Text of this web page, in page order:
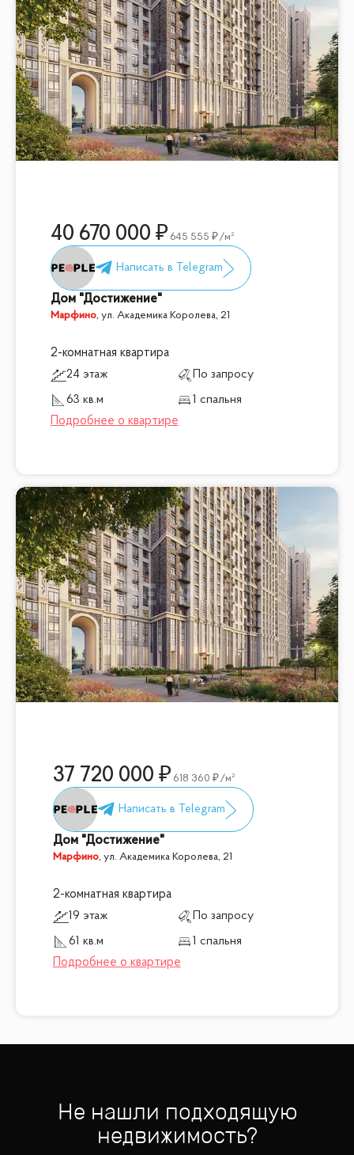
40 670 000 645 555 /м²
Дом "Достижение"
Марфино, ул. Академика Королева, 21
2-комнатная квартира
24 этаж
По запросу
63 кв.м
1 спальня
37 720 000 618 360 /м²
Дом "Достижение"
Марфино, ул. Академика Королева, 21
2-комнатная квартира
19 этаж
По запросу
61 кв.м
1 спальня
Не нашли подходящую
недвижимость?